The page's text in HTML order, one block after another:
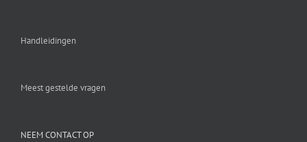
Handleidingen
Meest gestelde vragen
NEEM CONTACT OP